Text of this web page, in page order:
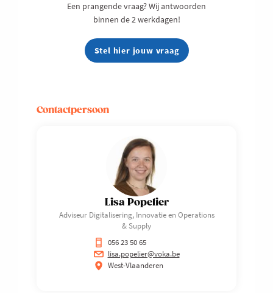
Contactpersoon
Lisa Popelier
Adviseur Digitalisering, Innovatie en Operations
& Supply
056 23 50 65
lisa.popelier@voka.be
West-Vlaanderen
Een prangende vraag? Wij antwoorden
binnen de 2 werkdagen!
Stel hier jouw vraag